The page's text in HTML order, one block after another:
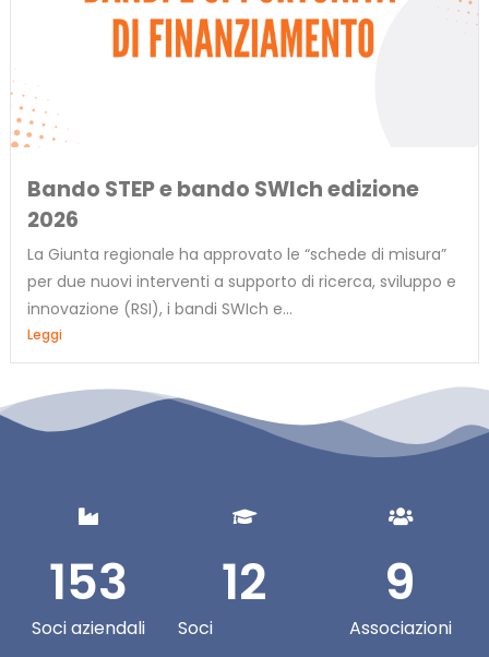
Bando STEP e bando SWIch edizione
2026
La Giunta regionale ha approvato le “schede di misura”
per due nuovi interventi a supporto di ricerca, sviluppo e
innovazione (RSI), i bandi SWIch e...
Leggi
Soci aziendali
153
Soci
12
Associazioni
9